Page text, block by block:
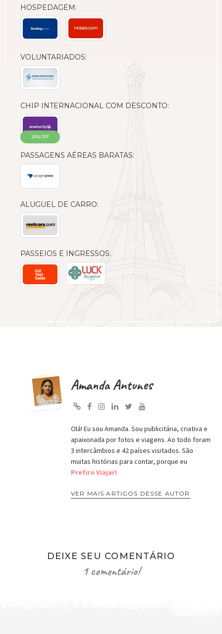
HOSPEDAGEM:
VOLUNTARIADOS:
CHIP INTERNACIONAL COM DESCONTO:
10% OFF
PASSAGENS AÉREAS BARATAS:
ALUGUEL DE CARRO:
PASSEIOS E INGRESSOS:
Amanda Antunes
Olá! Eu sou Amanda. Sou publicitária, criativa e
apaixonada por fotos e viagens. Ao todo foram
3 intercâmbios e 42 países visitados. São
muitas histórias para contar, porque eu
Prefiro Viajar!
VER MAIS ARTIGOS DESSE AUTOR
DEIXE SEU COMENTÁRIO
1 comentário!